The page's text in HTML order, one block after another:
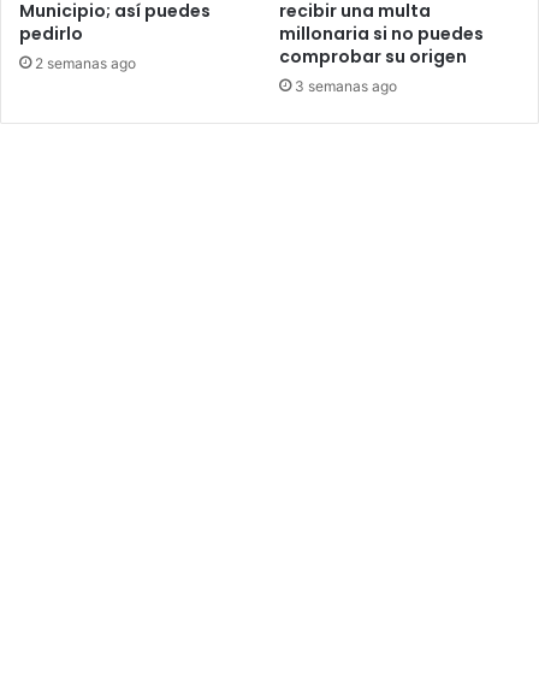
Municipio; así puedes
pedirlo
2 semanas ago
recibir una multa
millonaria si no puedes
comprobar su origen
3 semanas ago